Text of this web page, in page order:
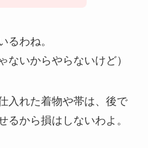
るわね。
ないからやらないけど）
入れた着物や帯は、後で
るから損はしないわよ。